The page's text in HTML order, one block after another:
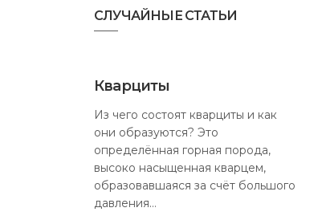
СЛУЧАЙНЫЕ СТАТЬИ
Кварциты
Из чего состоят кварциты и как
они образуются? Это
определённая горная порода,
высоко насыщенная кварцем,
образовавшаяся за счёт большого
давления…